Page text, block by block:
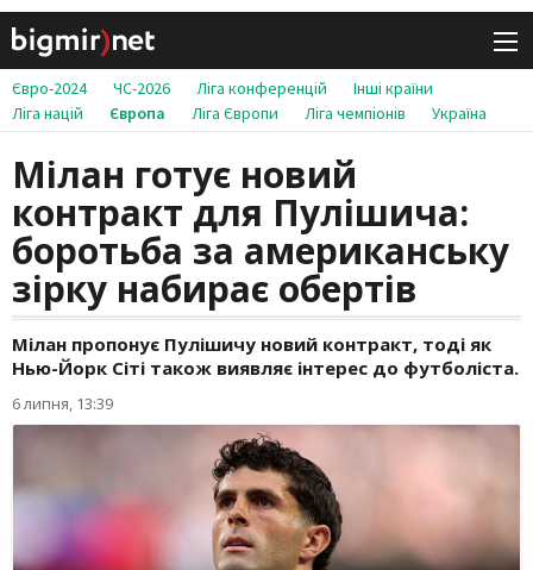
Євро-2024 ЧС-2026 Ліга конференцій
Інші країни
Ліга націй
Європа Ліга Європи Ліга чемпіонів Україна
Мілан готує новий
контракт для Пулішича:
боротьба за американську
зірку набирає обертів
Мілан пропонує Пулішичу новий контракт, тоді як
Нью-Йорк Сіті також виявляє інтерес до футболіста.
6 липня, 13:39